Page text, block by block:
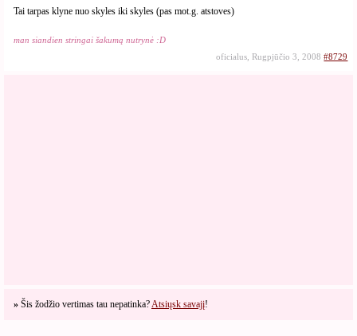
Tai tarpas klyne nuo skyles iki skyles (pas mot.g. atstoves)
man siandien stringai šakumą nutrynė :D
oficialus, Rugpjūčio 3, 2008#8729
» Šis žodžio vertimas tau nepatinka?Atsiųsk savajį!